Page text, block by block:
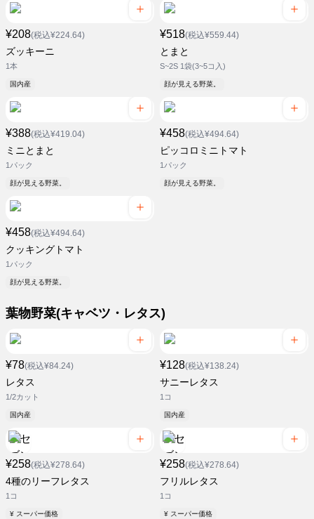
¥208(税込¥224.64)
ズッキーニ
1本
国内産
¥518(税込¥559.44)
とまと
S~2S 1袋(3~5コ入)
顔が見える野菜。
¥388(税込¥419.04)
ミニとまと
1パック
顔が見える野菜。
¥458(税込¥494.64)
ピッコロミニトマト
1パック
顔が見える野菜。
¥458(税込¥494.64)
クッキングトマト
1パック
顔が見える野菜。
葉物野菜(キャベツ・レタス)
¥78(税込¥84.24)
レタス
1/2カット
国内産
¥128(税込¥138.24)
サニーレタス
1コ
国内産
¥258(税込¥278.64)
4種のリーフレタス
1コ
¥ スーパー価格
¥258(税込¥278.64)
フリルレタス
1コ
¥ スーパー価格